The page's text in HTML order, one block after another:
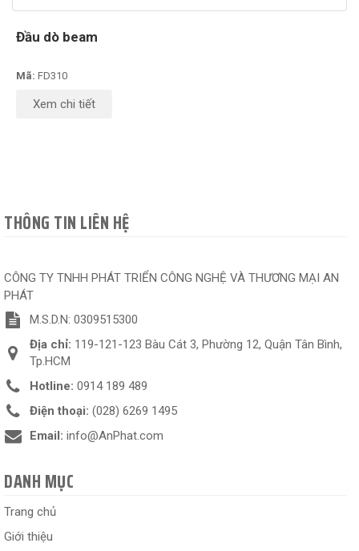
Đầu dò beam
Mã: FD310
Xem chi tiết
THÔNG TIN LIÊN HỆ
CÔNG TY TNHH PHÁT TRIỂN CÔNG NGHỆ VÀ THƯƠNG MẠI AN
PHÁT
M.S.D.N: 0309515300
Địa chỉ: 119-121-123 Bàu Cát 3, Phường 12, Quận Tân Bình,
Tp.HCM
Hotline: 0914 189 489
Điện thoại: (028) 6269 1495
Email: info@AnPhat.com
DANH MỤC
Trang chủ
Giới thiệu